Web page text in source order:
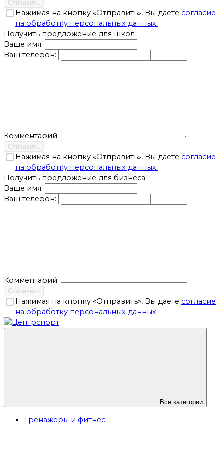
Отправить
Нажимая на кнопку «Отправить», Вы даете согласие
на обработку персональных данных.
Получить предложение для школ
Ваше имя:
Ваш телефон:
Комментарий:
Отправить
Нажимая на кнопку «Отправить», Вы даете согласие
на обработку персональных данных.
Получить предложение для бизнеса
Ваше имя:
Ваш телефон:
Комментарий:
Отправить
Нажимая на кнопку «Отправить», Вы даете согласие
на обработку персональных данных.
Все категории
Тренажёры и фитнес